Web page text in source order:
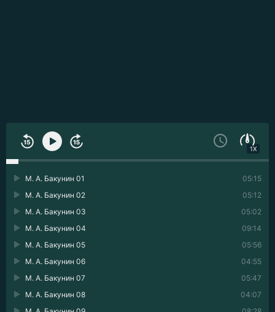
1X
05:15
М. А. Бакунин 01
05:12
М. А. Бакунин 02
05:02
М. А. Бакунин 03
09:14
М. А. Бакунин 04
05:56
М. А. Бакунин 05
04:55
М. А. Бакунин 06
05:47
М. А. Бакунин 07
04:07
М. А. Бакунин 08